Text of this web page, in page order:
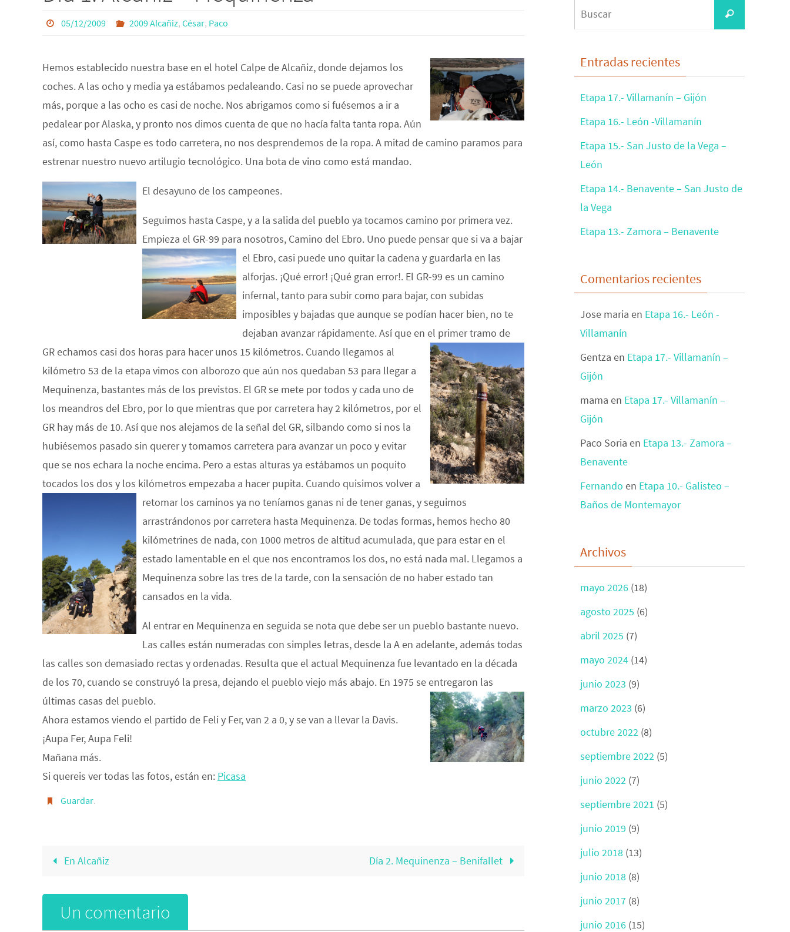
05/12/2009 2009 Alcañiz, César, Paco
Hemos establecido nuestra base en el hotel Calpe de Alcañiz, donde dejamos los
coches. A las ocho y media ya estábamos pedaleando. Casi no se puede aprovechar
más, porque a las ocho es casi de noche. Nos abrigamos como si fuésemos a ir a
pedalear por Alaska, y pronto nos dimos cuenta de que no hacía falta tanta ropa. Aún
así, como hasta Caspe es todo carretera, no nos desprendemos de la ropa. A mitad de camino paramos para
estrenar nuestro nuevo artilugio tecnológico. Una bota de vino como está mandao.
El desayuno de los campeones.
Seguimos hasta Caspe, y a la salida del pueblo ya tocamos camino por primera vez.
Empieza el GR-99 para nosotros, Camino del Ebro. Uno puede pensar que si va a bajar
el Ebro, casi puede uno quitar la cadena y guardarla en las
alforjas. ¡Qué error! ¡Qué gran error!. El GR-99 es un camino
infernal, tanto para subir como para bajar, con subidas
imposibles y bajadas que aunque se podían hacer bien, no te
dejaban avanzar rápidamente. Así que en el primer tramo de
GR echamos casi dos horas para hacer unos 15 kilómetros. Cuando llegamos al
kilómetro 53 de la etapa vimos con alborozo que aún nos quedaban 53 para llegar a
Mequinenza, bastantes más de los previstos. El GR se mete por todos y cada uno de
los meandros del Ebro, por lo que mientras que por carretera hay 2 kilómetros, por el
GR hay más de 10. Así que nos alejamos de la señal del GR, silbando como si nos la
hubiésemos pasado sin querer y tomamos carretera para avanzar un poco y evitar
que se nos echara la noche encima. Pero a estas alturas ya estábamos un poquito
tocados los dos y los kilómetros empezaba a hacer pupita. Cuando quisimos volver a
retomar los caminos ya no teníamos ganas ni de tener ganas, y seguimos
arrastrándonos por carretera hasta Mequinenza. De todas formas, hemos hecho 80
kilómetrines de nada, con 1000 metros de altitud acumulada, que para estar en el
estado lamentable en el que nos encontramos los dos, no está nada mal. Llegamos a
Mequinenza sobre las tres de la tarde, con la sensación de no haber estado tan
cansados en la vida.
Al entrar en Mequinenza en seguida se nota que debe ser un pueblo bastante nuevo.
Las calles están numeradas con simples letras, desde la A en adelante, además todas
las calles son demasiado rectas y ordenadas. Resulta que el actual Mequinenza fue levantado en la década
de los 70, cuando se construyó la presa, dejando el pueblo viejo más abajo. En 1975 se entregaron las
últimas casas del pueblo.
Ahora estamos viendo el partido de Feli y Fer, van 2 a 0, y se van a llevar la Davis.
¡Aupa Fer, Aupa Feli!
Mañana más.
Si quereis ver todas las fotos, están en: Picasa
Guardar.
En Alcañiz Día 2. Mequinenza – Benifallet
Un comentario
Buscar
Entradas recientes
Etapa 17.- Villamanín – Gijón
Etapa 16.- León -Villamanín
Etapa 15.- San Justo de la Vega –
León
Etapa 14.- Benavente – San Justo de
la Vega
Etapa 13.- Zamora – Benavente
Comentarios recientes
Jose maria en Etapa 16.- León -
Villamanín
Gentza en Etapa 17.- Villamanín –
Gijón
mama en Etapa 17.- Villamanín –
Gijón
Paco Soria en Etapa 13.- Zamora –
Benavente
Fernando en Etapa 10.- Galisteo –
Baños de Montemayor
Archivos
mayo 2026 (18)
agosto 2025 (6)
abril 2025 (7)
mayo 2024 (14)
junio 2023 (9)
marzo 2023 (6)
octubre 2022 (8)
septiembre 2022 (5)
junio 2022 (7)
septiembre 2021 (5)
junio 2019 (9)
julio 2018 (13)
junio 2018 (8)
junio 2017 (8)
junio 2016 (15)